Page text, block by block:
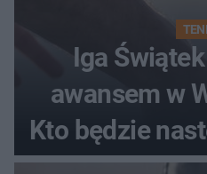
Iga
awansem w
Kto będzie